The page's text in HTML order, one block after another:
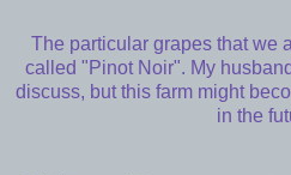
The particular grapes that we
called "Pinot Noir". My
discuss, but this farm might
in the